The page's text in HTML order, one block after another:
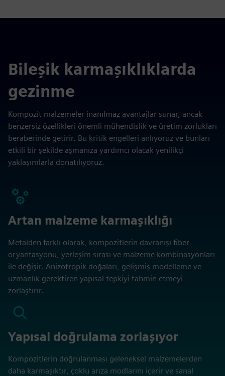
Bileşik karmaşıklıklarda
gezinme
Kompozit malzemeler inanılmaz avantajlar sunar, ancak
benzersiz özellikleri önemli mühendislik ve üretim zorlukları
beraberinde getirir. Bu kritik engelleri anlıyoruz ve bunları
etkili bir şekilde aşmanıza yardımcı olacak yenilikçi
yaklaşımlarla donatılıyoruz.
Artan malzeme karmaşıklığı
Metalden farklı olarak, kompozitlerin davranışı fiber
oryantasyonu, yerleşim sırası ve malzeme kombinasyonları
ile değişir. Anizotropik doğaları, gelişmiş modelleme ve
uzmanlık gerektiren yapısal tepkiyi tahmin etmeyi
zorlaştırır.
Yapısal doğrulama zorlaşıyor
Kompozitlerin doğrulanması geleneksel malzemelerden
daha karmaşıktır, çoklu arıza modlarını içerir ve sanal